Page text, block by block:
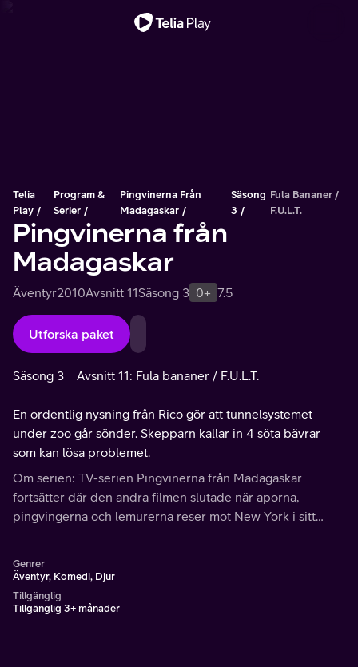
Telia
Play
Program &
Serier
Pingvinerna Från
Madagaskar
Säsong
3
Fula Bananer /
F.U.L.T.
Pingvinerna från
Madagaskar
Äventyr2010Avsnitt 11Säsong 3 0+ 7.5
Utforska paket
Säsong 3 Avsnitt 11: Fula bananer / F.U.L.T.
En ordentlig nysning från Rico gör att tunnelsystemet
under zoo går sönder. Skepparn kallar in 4 söta bävrar
som kan lösa problemet.
Om serien: TV-serien Pingvinerna från Madagaskar
fortsätter där den andra filmen slutade när aporna,
pingvingerna och lemurerna reser mot New York i sitt
Genrer
Äventyr, Komedi, Djur
Tillgänglig
Tillgänglig 3+ månader